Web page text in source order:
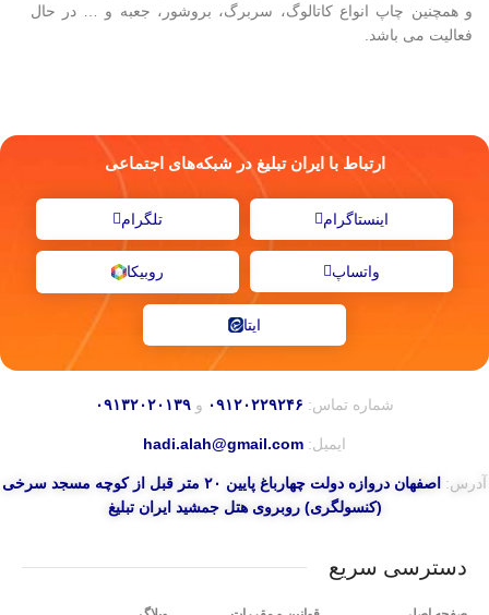
و همچنین چاپ انواع کاتالوگ، سربرگ، بروشور، جعبه و … در حال
فعالیت می باشد.
ارتباط با ایران تبلیغ در شبکه‌های اجتماعی
اینستاگرام تلگرام
واتساپ روبیکا
ایتا
شماره تماس: ۰۹۱۲۰۲۲۹۲۴۶ و ۰۹۱۳۲۰۲۰۱۳۹
ایمیل: hadi.alah@gmail.com
آدرس:
اصفهان دروازه دولت چهارباغ پایین ۲۰ متر قبل از کوچه مسجد سرخی
(کنسولگری) روبروی هتل جمشید ایران تبلیغ
دسترسی سریع